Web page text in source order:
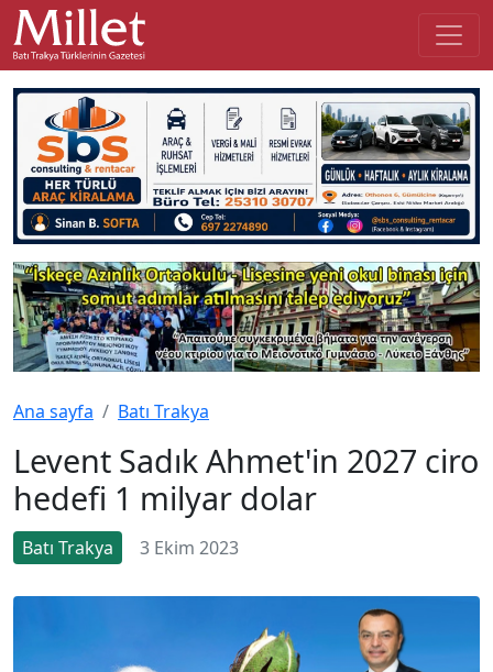
Ana sayfa Batı Trakya
Levent Sadık Ahmet'in 2027 ciro
hedefi 1 milyar dolar
Batı Trakya 3 Ekim 2023